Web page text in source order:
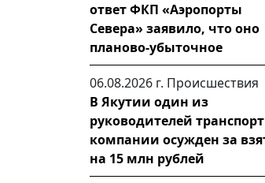
ответ ФКП «Аэропорты
Севера» заявило, что оно
планово-убыточное
06.08.2026 г. Происшествия
В Якутии один из
руководителей
компании осужден за
на 15 млн рублей